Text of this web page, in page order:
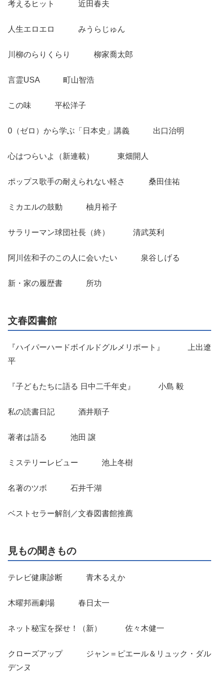
考えるヒット 近田春夫
人生エロエロ みうらじゅん
川柳のらりくらり 柳家喬太郎
言霊USA 町山智浩
この味 平松洋子
0（ゼロ）から学ぶ「日本史」講義 出口治明
心はつらいよ（新連載） 東畑開人
ポップス歌手の耐えられない軽さ 桑田佳祐
ミカエルの鼓動 柚月裕子
サラリーマン球団社長（終） 清武英利
阿川佐和子のこの人に会いたい 泉谷しげる
新・家の履歴書 所功
文春図書館
『ハイパーハードボイルドグルメリポート』 上出遼
平
『子どもたちに語る 日中二千年史』 小島 毅
私の読書日記 酒井順子
著者は語る 池田 譲
ミステリーレビュー 池上冬樹
名著のツボ 石井千湖
ベストセラー解剖／文春図書館推薦
見もの聞きもの
テレビ健康診断 青木るえか
木曜邦画劇場 春日太一
ネット秘宝を探せ！（新） 佐々木健一
クローズアップ ジャン＝ピエール＆リュック・ダル
デンヌ